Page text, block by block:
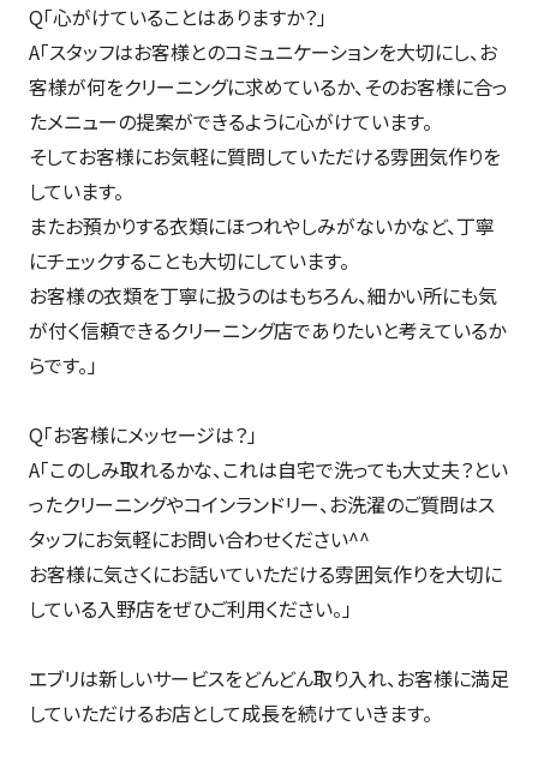
Q「心がけていることはありますか？」
A「スタッフはお客様とのコミュニケーションを大切にし、お
客様が何をクリーニングに求めているか、そのお客様に合っ
たメニューの提案ができるように心がけています。
そしてお客様にお気軽に質問していただける雰囲気作りを
しています。
またお預かりする衣類にほつれやしみがないかなど、丁寧
にチェックすることも大切にしています。
お客様の衣類を丁寧に扱うのはもちろん、細かい所にも気
が付く信頼できるクリーニング店でありたいと考えているか
らです。」
Q「お客様にメッセージは？」
A「このしみ取れるかな、これは自宅で洗っても大丈夫？とい
ったクリーニングやコインランドリー、お洗濯のご質問はス
タッフにお気軽にお問い合わせください^^
お客様に気さくにお話いていただける雰囲気作りを大切に
している入野店をぜひご利用ください。」
エブリは新しいサービスをどんどん取り入れ、お客様に満足
していただけるお店として成長を続けていきます。